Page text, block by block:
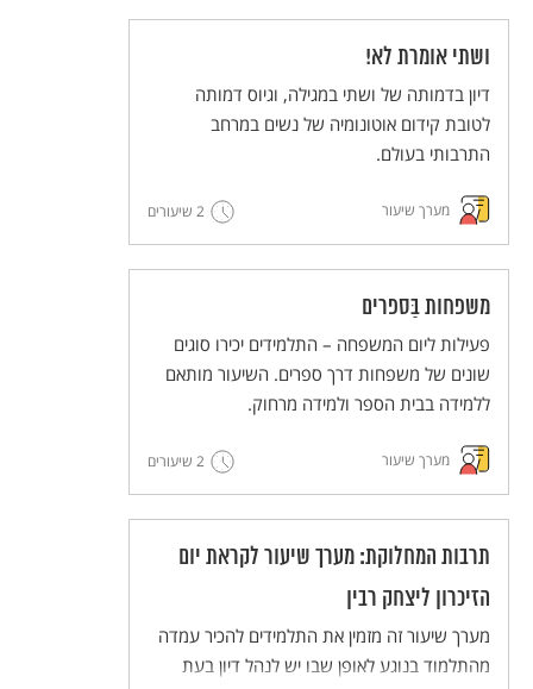
ושתי אומרת לא!
דיון בדמותה של ושתי במגילה, וגיוס דמותה
לטובת קידום אוטונומיה של נשים במרחב
התרבותי בעולם.
מערך שיעור 2 שיעורים
משפחות בַּספרים
פעילות ליום המשפחה – התלמידים יכירו סוגים
שונים של משפחות דרך ספרים. השיעור מותאם
ללמידה בבית הספר ולמידה מרחוק.
מערך שיעור 2 שיעורים
תרבות המחלוקת: מערך שיעור לקראת יום
הזיכרון ליצחק רבין
מערך שיעור זה מזמין את התלמידים להכיר עמדה
מהתלמוד בנוגע לאופן שבו יש לנהל דיון בעת